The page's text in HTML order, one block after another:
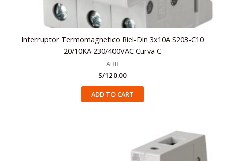
Interruptor Termomagnetico Riel-Din 3x10A S203-C10
20/10KA 230/400VAC Curva C
ABB
S/120.00
ADD TO CART